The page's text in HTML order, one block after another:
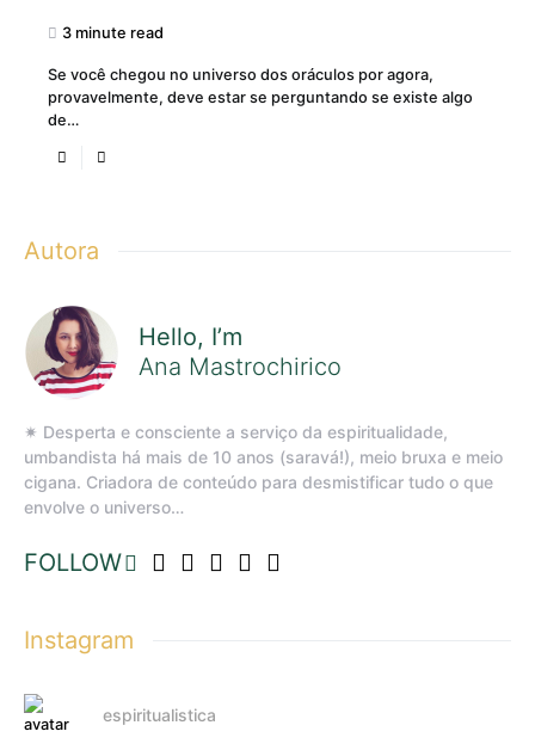
3 minute read
Se você chegou no universo dos oráculos por agora,
provavelmente, deve estar se perguntando se existe algo
de…
Autora
Hello, I’m
Ana Mastrochirico
✷ Desperta e consciente a serviço da espiritualidade,
umbandista há mais de 10 anos (saravá!), meio bruxa e meio
cigana. Criadora de conteúdo para desmistificar tudo o que
envolve o universo…
FOLLOW
Instagram
espiritualistica